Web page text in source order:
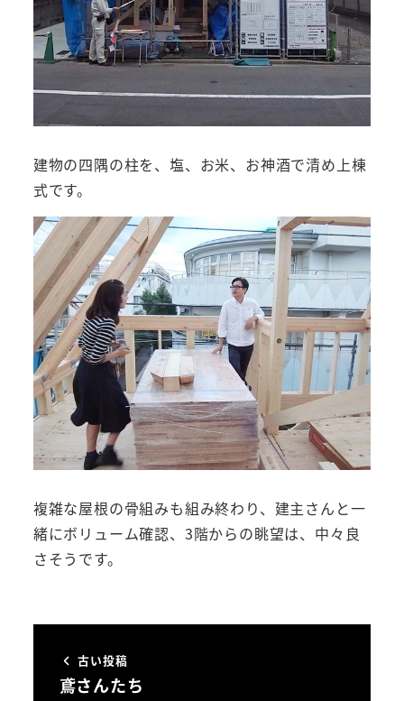
建物の四隅の柱を、塩、お米、お神酒で清め上棟
式です。
複雑な屋根の骨組みも組み終わり、建主さんと一
緒にボリューム確認、3階からの眺望は、中々良
さそうです。
古い投稿
鳶さんたち